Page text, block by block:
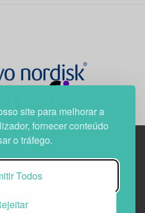
site para melhorar a
fornecer conteúdo
o tráfego.
Todos
D. Henrique, n.º 333H, esc.